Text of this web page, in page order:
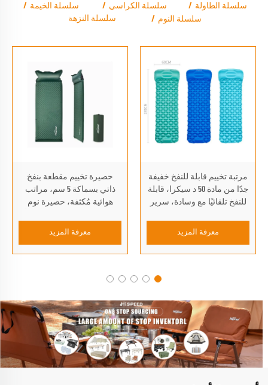
سلسلة الطاولة سلسلة الكراسي
سلسلة الخيمة
سلسلة النوم
سلسلة النزهة
مرتبة تخييم قابلة للنفخ خفيفة
جدًا من مادة 50 د سيكرا، قابلة
للنفخ تلقائيًا مع وسادة، سرير
خارج المنزل
معرفة المزيد
حصيرة تخييم مقطعة بنفخ
ذاتي بسماكة 5 سم، مراتب
هوائية مُكثفة، حصيرة نوم
في غرفة المعيشة أو الحديقة
معرفة المزيد